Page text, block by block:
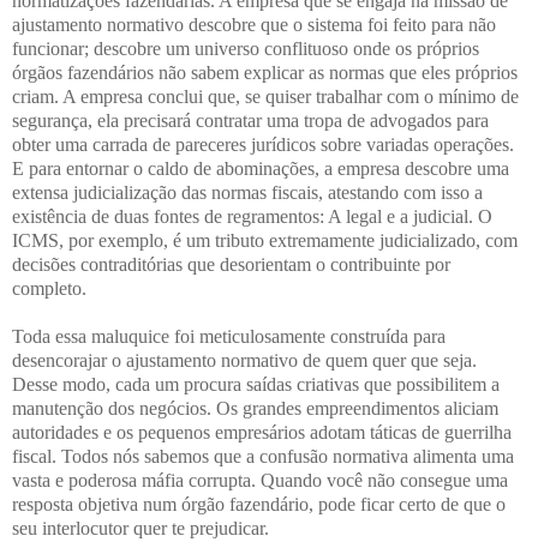
ajustamento normativo descobre que o sistema foi feito para não
funcionar; descobre um universo conflituoso onde os próprios
órgãos fazendários não sabem explicar as normas que eles próprios
criam. A empresa conclui que, se quiser trabalhar com o mínimo de
segurança, ela precisará contratar uma tropa de advogados para
obter uma carrada de pareceres jurídicos sobre variadas operações.
E para entornar o caldo de abominações, a empresa descobre uma
extensa judicialização das normas fiscais, atestando com isso a
existência de duas fontes de regramentos: A legal e a judicial. O
ICMS, por exemplo, é um tributo extremamente judicializado, com
decisões contraditórias que desorientam o contribuinte por
completo.
Toda essa maluquice foi meticulosamente construída para
desencorajar o ajustamento normativo de quem quer que seja.
Desse modo, cada um procura saídas criativas que possibilitem a
manutenção dos negócios. Os grandes empreendimentos aliciam
autoridades e os pequenos empresários adotam táticas de guerrilha
fiscal. Todos nós sabemos que a confusão normativa alimenta uma
vasta e poderosa máfia corrupta. Quando você não consegue uma
resposta objetiva num órgão fazendário, pode ficar certo de que o
seu interlocutor quer te prejudicar.